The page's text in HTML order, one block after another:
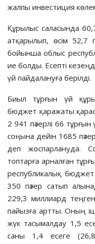
жалпы инвестиция
Құрылыс саласында
атқарылып, өсім 52,7
бойынша облыс
ие болды. Есепті
үй пайдалануға берілді.
Биыл тұрғын үй
бюджет қаражаты
2 941 пәтерлі 66
соңына дейін 1685
деп жоспарлануда.
топтарға арналған
республикалық
350 пәтер сатып
229,3 миллиард
пайызға артты. Оның
жүк тасымалдау 1,5
саны 1,4 есеге